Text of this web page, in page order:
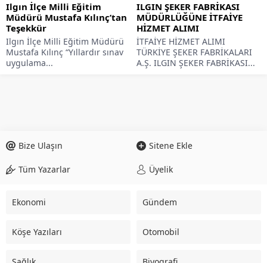
Ilgın İlçe Milli Eğitim
Müdürü Mustafa Kılınç’tan
Teşekkür
Ilgın İlçe Milli Eğitim Müdürü
Mustafa Kılınç “Yıllardır sınav
uygulama...
ILGIN ŞEKER FABRİKASI
MÜDÜRLÜĞÜNE İTFAİYE
HİZMET ALIMI
İTFAİYE HİZMET ALIMI
TÜRKİYE ŞEKER FABRİKALARI
A.Ş. ILGIN ŞEKER FABRİKASI...
Bize Ulaşın Sitene Ekle
Tüm Yazarlar Üyelik
Ekonomi Gündem
Köşe Yazıları Otomobil